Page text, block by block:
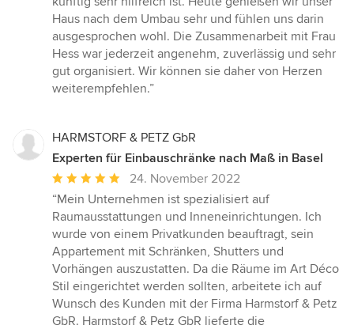
Haus nach dem Umbau sehr und fühlen uns darin
ausgesprochen wohl. Die Zusammenarbeit mit Frau
Hess war jederzeit angenehm, zuverlässig und sehr
gut organisiert. Wir können sie daher von Herzen
weiterempfehlen.”
HARMSTORF & PETZ GbR
Experten für Einbauschränke nach Maß in Basel
Durchschnittliche
Bewertung:
5
von
5
Sternen
24. November 2022
“Mein Unternehmen ist spezialisiert auf
Raumausstattungen und Inneneinrichtungen. Ich
wurde von einem Privatkunden beauftragt, sein
Appartement mit Schränken, Shutters und
Vorhängen auszustatten. Da die Räume im Art Déco
Stil eingerichtet werden sollten, arbeitete ich auf
Wunsch des Kunden mit der Firma Harmstorf & Petz
GbR. Harmstorf & Petz GbR lieferte die